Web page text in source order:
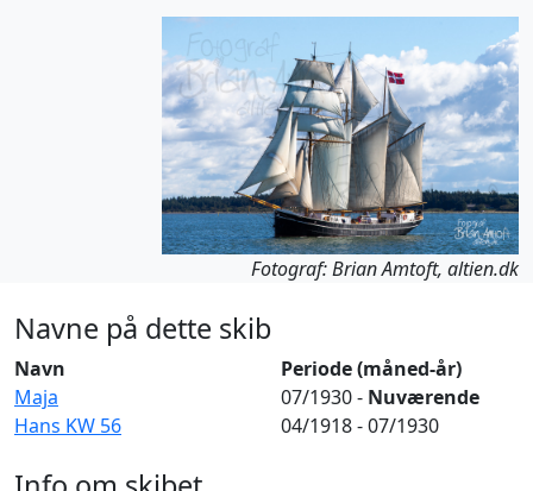
Fotograf: Brian Amtoft, altien.dk
Navne på dette skib
Navn
Periode (måned-år)
Maja
07/1930 - Nuværende
Hans KW 56
04/1918 - 07/1930